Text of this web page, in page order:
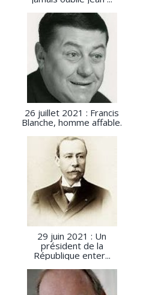
26 juillet 2021 : Francis
Blanche, homme affable.
29 juin 2021 : Un
président de la
République enter...